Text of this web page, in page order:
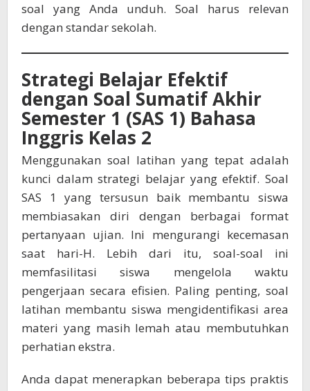
soal yang Anda unduh. Soal harus relevan
dengan standar sekolah.
Strategi Belajar Efektif
dengan Soal Sumatif Akhir
Semester 1 (SAS 1) Bahasa
Inggris Kelas 2
Menggunakan soal latihan yang tepat adalah
kunci dalam strategi belajar yang efektif. Soal
SAS 1 yang tersusun baik membantu siswa
membiasakan diri dengan berbagai format
pertanyaan ujian. Ini mengurangi kecemasan
saat hari-H. Lebih dari itu, soal-soal ini
memfasilitasi siswa mengelola waktu
pengerjaan secara efisien. Paling penting, soal
latihan membantu siswa mengidentifikasi area
materi yang masih lemah atau membutuhkan
perhatian ekstra.
Anda dapat menerapkan beberapa tips praktis